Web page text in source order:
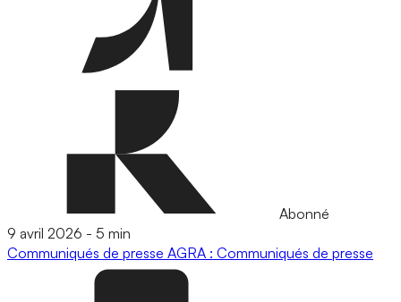
Abonné
9 avril 2026 - 5 min
Communiqués de presse AGRA : Communiqués de presse